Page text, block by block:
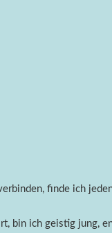
finde ich
bin ich geistig jung,